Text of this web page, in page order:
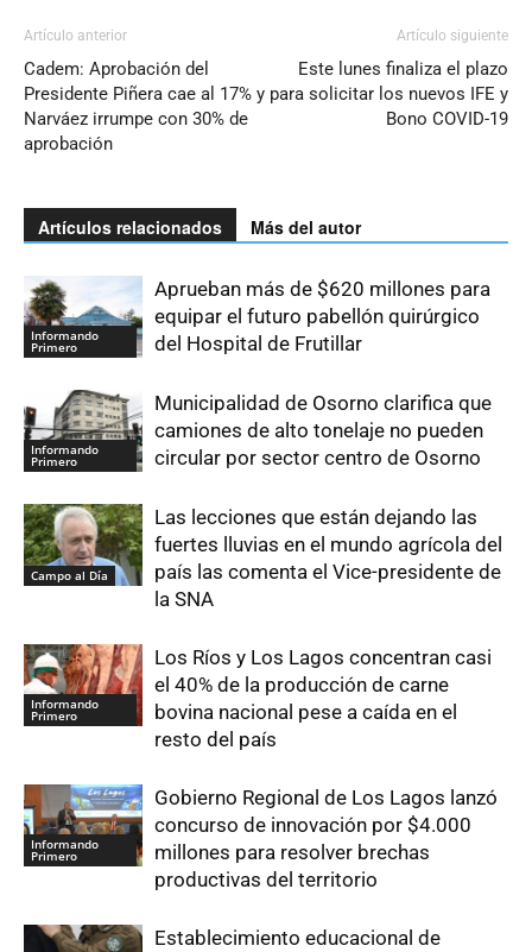
Artículo anterior
Cadem: Aprobación del
Presidente Piñera cae al 17% y
Narváez irrumpe con 30% de
aprobación
Artículo siguiente
Este lunes finaliza el plazo
para solicitar los nuevos IFE y
Bono COVID-19
Artículos relacionados Más del autor
Informando
Primero
Aprueban más de $620 millones para
equipar el futuro pabellón quirúrgico
del Hospital de Frutillar
Informando
Primero
Municipalidad de Osorno clarifica que
camiones de alto tonelaje no pueden
circular por sector centro de Osorno
Campo al Día
Las lecciones que están dejando las
fuertes lluvias en el mundo agrícola del
país las comenta el Vice-presidente de
la SNA
Informando
Primero
Los Ríos y Los Lagos concentran casi
el 40% de la producción de carne
bovina nacional pese a caída en el
resto del país
Informando
Primero
Gobierno Regional de Los Lagos lanzó
concurso de innovación por $4.000
millones para resolver brechas
productivas del territorio
Establecimiento educacional de